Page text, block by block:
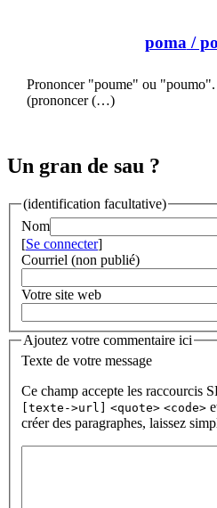
poma /
Prononcer "poume" ou
(prononcer (…)
Un gran de sau ?
(identification facultative)
Nom
[Se connecter]
Courriel (non publié)
Votre site web
Ajoutez votre commentaire ici
Texte de votre message
Ce champ accepte les raccourcis
[texte->url]
<quote> <code>
créer des paragraphes, laissez